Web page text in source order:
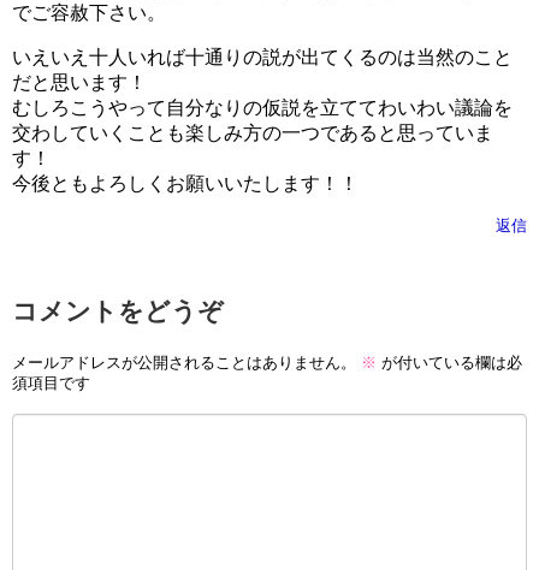
でご容赦下さい。
いえいえ十人いれば十通りの説が出てくるのは当然のこと
だと思います！
むしろこうやって自分なりの仮説を立ててわいわい議論を
交わしていくことも楽しみ方の一つであると思っていま
す！
今後ともよろしくお願いいたします！！
返信
コメントをどうぞ
メールアドレスが公開されることはありません。 ※ が付いている欄は必
須項目です